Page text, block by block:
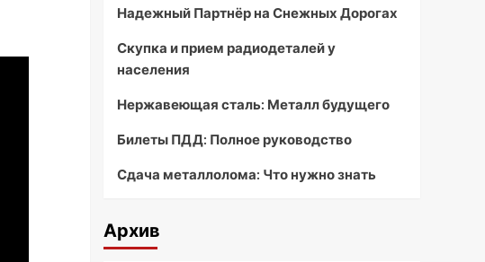
Надежный Партнёр на Снежных Дорогах
Скупка и прием радиодеталей у
населения
Нержавеющая сталь: Металл будущего
Билеты ПДД: Полное руководство
Сдача металлолома: Что нужно знать
Архив